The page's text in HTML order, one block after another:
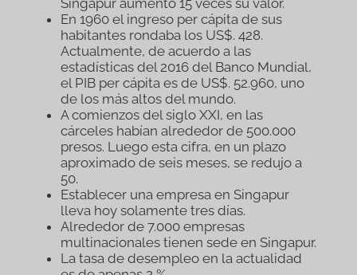
En 1960 el ingreso per cápita de sus
habitantes rondaba los US$. 428.
Actualmente, de acuerdo a las
estadísticas del 2016 del Banco Mundial,
el PIB per cápita es de US$. 52.960, uno
de los más altos del mundo.
A comienzos del siglo XXI, en las
cárceles habían alrededor de 500.000
presos. Luego esta cifra, en un plazo
aproximado de seis meses, se redujo a
50.
Establecer una empresa en Singapur
lleva hoy solamente tres días.
Alrededor de 7.000 empresas
multinacionales tienen sede en Singapur.
La tasa de desempleo en la actualidad